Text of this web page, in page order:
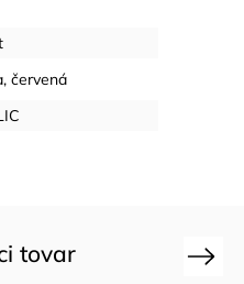
, červená
tovar Next